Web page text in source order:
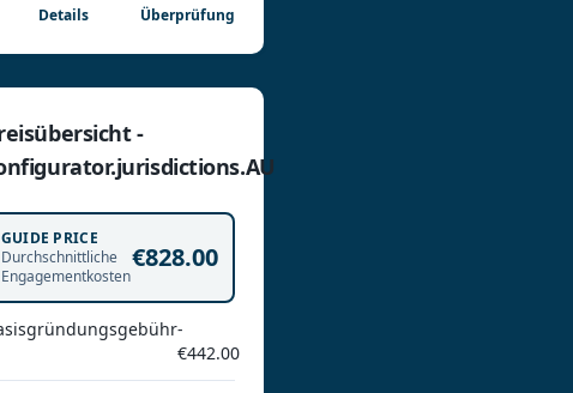
Details Überprüfung
-
GUIDE PRICE
Durchschnittliche
Engagementkosten
€828.00
-
€442.00